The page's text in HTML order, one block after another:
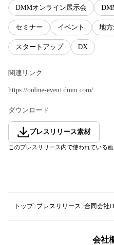
DMMオンライン展示会
セミナー イベント 地
スタートアップ DX
関連リンク
https://online-event.dmm.com/
ダウンロード
プレスリリース素材
このプレスリリース内で使われている
トップ プレスリリース 合同会社
会社